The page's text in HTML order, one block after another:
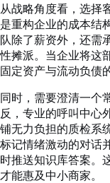
从战略角度看，选择
是重构企业的成本结
队除了薪资外，还需
性摊派。当企业将这
固定资产与流动负债
同时，需要澄清一个
反，专业的呼叫中心
铺无力负担的质检系
标记情绪激动的对话
时推送知识库答案。
才能惠及中小商家。